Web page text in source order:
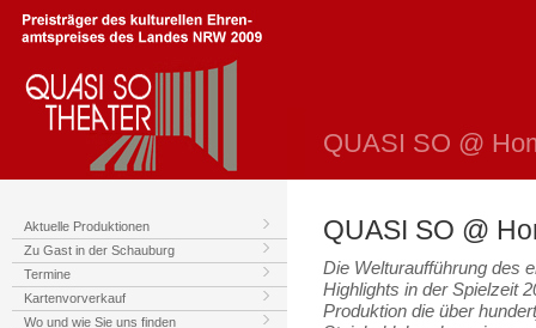
QUASI SO @
Aktuelle Produktionen
Zu Gast in der Schauburg
Termine
Kartenvorverkauf
Wo und wie Sie uns finden
QUASI SO @
Die Welturaufführung des
Highlights in der Spielzeit
Produktion die über